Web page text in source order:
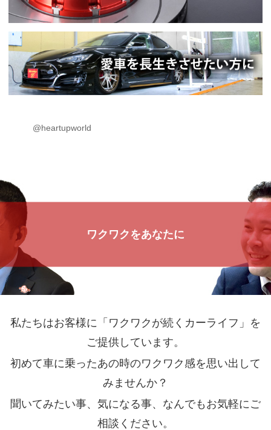
@heartupworld
ワクワクをあなたに
私たちはお客様に「ワクワクが続くカーライフ」を
ご提供しています。
初めて車に乗ったあの時のワクワク感を思い出して
みませんか？
聞いてみたい事、気になる事、なんでもお気軽にご
相談ください。